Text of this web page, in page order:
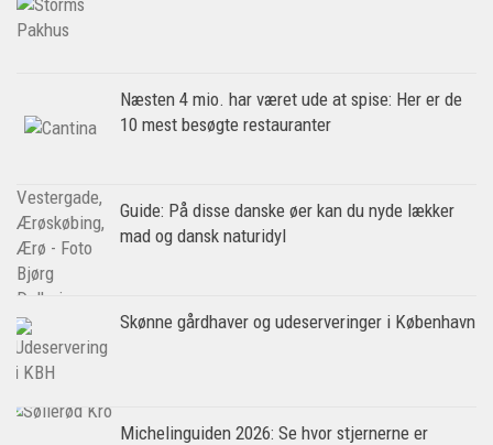
Næsten 4 mio. har været ude at spise: Her er de
10 mest besøgte restauranter
Guide: På disse danske øer kan du nyde lækker
mad og dansk naturidyl
Skønne gårdhaver og udeserveringer i København
Michelinguiden 2026: Se hvor stjernerne er